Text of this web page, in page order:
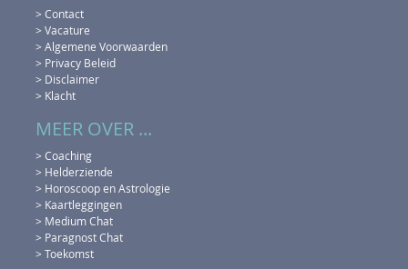
> Contact
> Vacature
> Algemene Voorwaarden
> Privacy Beleid
> Disclaimer
> Klacht
MEER OVER ...
> Coaching
> Helderziende
> Horoscoop en Astrologie
> Kaartleggingen
> Medium Chat
> Paragnost Chat
> Toekomst